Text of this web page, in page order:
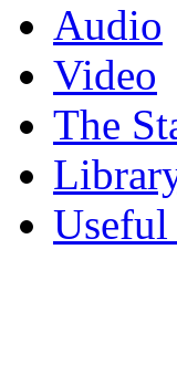
Audio
Video
The